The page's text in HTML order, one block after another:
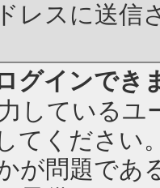
レスに送信
グインでき
している
てください
が問題であ